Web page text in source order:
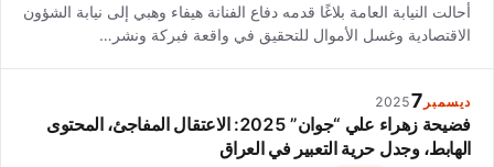
أحالت النيابة العامة بلاغًا قدمه دفاع الفنانة هيفاء وهبي إلى نيابة الشؤون
الاقتصادية وغسل الأموال للتحقيق في واقعة فبركة ونشر…
ديسمبر 7
2025
فضيحة زهراء علي “جوان” 2025: الاعتقال المفاجئ، المحتوى
الهابط، وجدل حرية التعبير في العراق